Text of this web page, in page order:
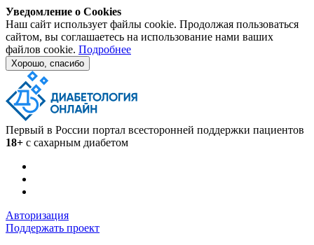
Уведомление о Cookies
Наш сайт использует файлы cookie. Продолжая пользоваться
сайтом, вы соглашаетесь на использование нами ваших
файлов cookie. Подробнее
Хорошо, спасибо
Первый в России портал всесторонней поддержки пациентов
18+ с сахарным диабетом
Авторизация
Поддержать проект